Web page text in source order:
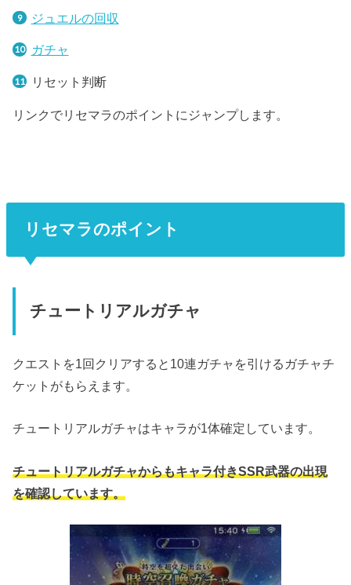
ジュエルの回収
ガチャ
リセット判断
リンクでリセマラのポイントにジャンプします。
リセマラのポイント
チュートリアルガチャ
クエストを1回クリアすると10連ガチャを引けるガチャチ
ケットがもらえます。
チュートリアルガチャはキャラが1体確定しています。
チュートリアルガチャからもキャラ付きSSR武器の出現
を確認しています。